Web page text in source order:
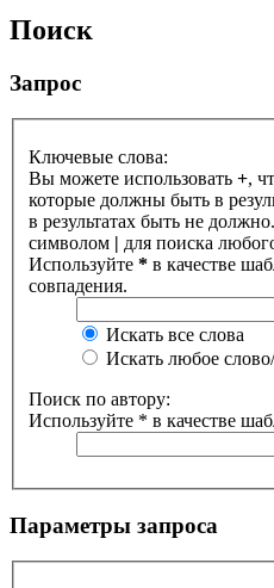
Поиск
Запрос
Ключевые слова:
Вы можете использовать +,
которые должны быть в
в результатах быть не
символом | для поиска
Используйте * в качестве
совпадения.
Искать все слова
Искать любое
Поиск по автору:
Используйте * в качестве
Параметры запроса